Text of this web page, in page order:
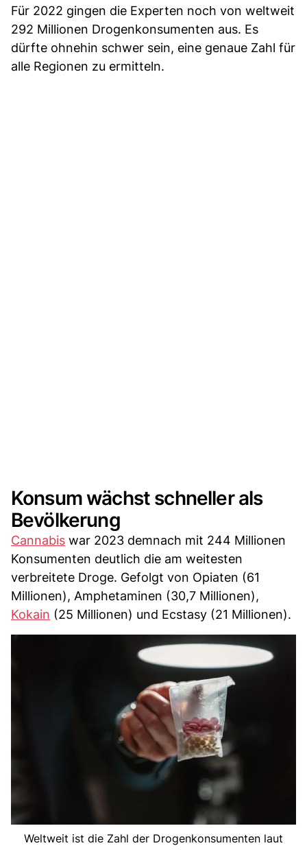
Für 2022 gingen die Experten noch von weltweit
292 Millionen Drogenkonsumenten aus. Es
dürfte ohnehin schwer sein, eine genaue Zahl für
alle Regionen zu ermitteln.
Konsum wächst schneller als
Bevölkerung
Cannabis war 2023 demnach mit 244 Millionen
Konsumenten deutlich die am weitesten
verbreitete Droge. Gefolgt von Opiaten (61
Millionen), Amphetaminen (30,7 Millionen),
Kokain (25 Millionen) und Ecstasy (21 Millionen).
Weltweit ist die Zahl der Drogenkonsumenten laut